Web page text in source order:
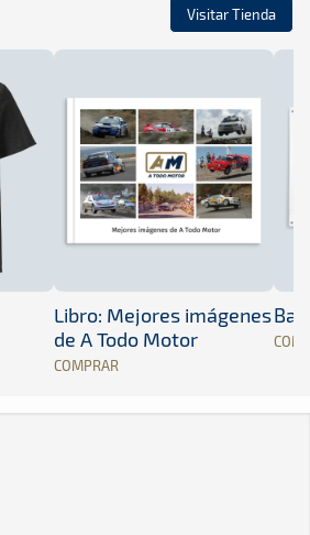
Visitar Tienda
Libro: Mejores imágenes
de A Todo Motor
COMPRAR